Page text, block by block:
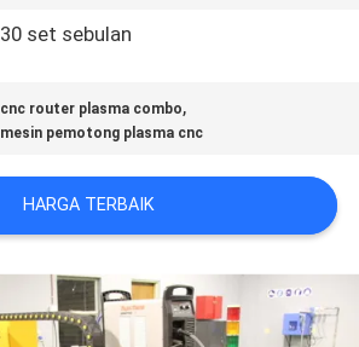
30 set sebulan
cnc router plasma combo,
mesin pemotong plasma cnc
HARGA TERBAIK